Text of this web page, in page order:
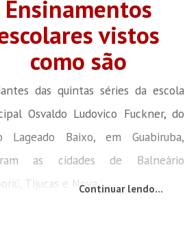
Ensinamentos
vistos
como são
das quintas séries da escola
Osvaldo Ludovico Fuckner, do
Lageado Baixo, em Guabiruba,
as cidades de Balneário
Tijucas e Nova...Continuar lendo...